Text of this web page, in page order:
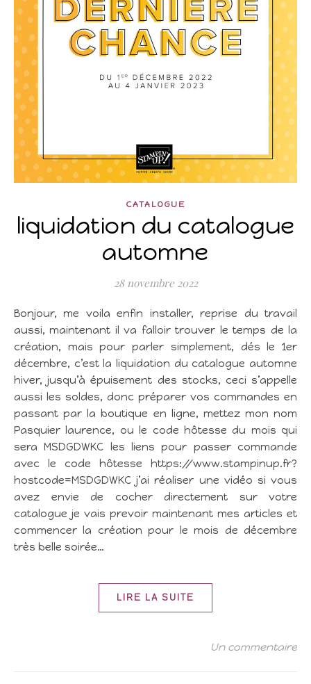
CATALOGUE
liquidation du catalogue
automne
28 novembre 2022
Bonjour, me voila enfin installer, reprise du travail
aussi, maintenant il va falloir trouver le temps de la
création, mais pour parler simplement, dés le 1er
décembre, c’est la liquidation du catalogue automne
hiver, jusqu’à épuisement des stocks, ceci s’appelle
aussi les soldes, donc préparer vos commandes en
passant par la boutique en ligne, mettez mon nom
Pasquier laurence, ou le code hôtesse du mois qui
sera MSDGDWKC les liens pour passer commande
avec le code hôtesse https://www.stampinup.fr?
hostcode=MSDGDWKC j’ai réaliser une vidéo si vous
avez envie de cocher directement sur votre
catalogue je vais prevoir maintenant mes articles et
commencer la création pour le mois de décembre
très belle soirée…
LIRE LA SUITE
Un commentaire